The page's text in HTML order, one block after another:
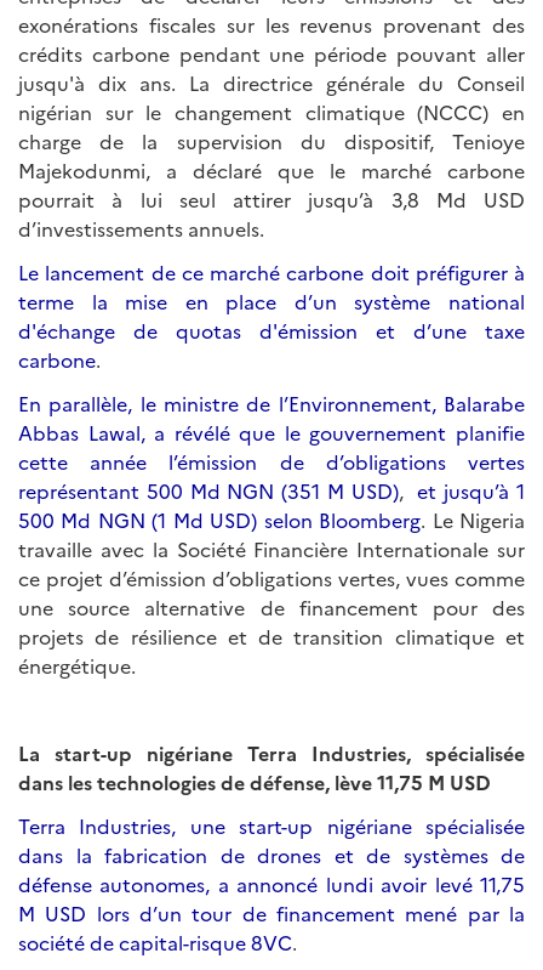
exonérations fiscales sur les revenus provenant des
crédits carbone pendant une période pouvant aller
jusqu'à dix ans. La directrice générale du Conseil
nigérian sur le changement climatique (NCCC) en
charge de la supervision du dispositif, Tenioye
Majekodunmi, a déclaré que le marché carbone
pourrait à lui seul attirer jusqu’à 3,8 Md USD
d’investissements annuels.
Le lancement de ce marché carbone doit préfigurer à
terme la mise en place d’un système national
d'échange de quotas d'émission et d’une taxe
carbone.
En parallèle, le ministre de l’Environnement, Balarabe
Abbas Lawal, a révélé que le gouvernement planifie
cette année l’émission de d’obligations vertes
représentant 500 Md NGN (351 M USD), et jusqu’à 1
500 Md NGN (1 Md USD) selon Bloomberg. Le Nigeria
travaille avec la Société Financière Internationale sur
ce projet d’émission d’obligations vertes, vues comme
une source alternative de financement pour des
projets de résilience et de transition climatique et
énergétique.
La start-up nigériane Terra Industries, spécialisée
dans les technologies de défense, lève 11,75 M USD
Terra Industries, une start-up nigériane spécialisée
dans la fabrication de drones et de systèmes de
défense autonomes, a annoncé lundi avoir levé 11,75
M USD lors d’un tour de financement mené par la
société de capital-risque 8VC.